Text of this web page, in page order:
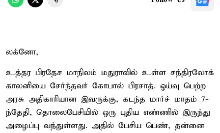
லக்னோ,
உத்தர பிரதேச மாநிலம் மதுராவில் உள்ள சந்திரலோக்
காலனியை சேர்ந்தவர் கோபால் பிரசாத். ஓய்வு பெற்ற
அரசு அதிகாரியான இவருக்கு, கடந்த மார்ச் மாதம் 7-
ந்தேதி, தொலைபேசியில் ஒரு புதிய எண்ணில் இருந்து
அழைப்பு வந்துள்ளது. அதில் பேசிய பெண், தன்னை